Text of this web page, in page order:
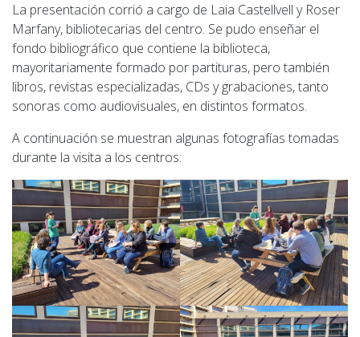
La presentación corrió a cargo de Laia Castellvell y Roser
Marfany, bibliotecarias del centro. Se pudo enseñar el
fondo bibliográfico que contiene la biblioteca,
mayoritariamente formado por partituras, pero también
libros, revistas especializadas, CDs y grabaciones, tanto
sonoras como audiovisuales, en distintos formatos.
A continuación se muestran algunas fotografías tomadas
durante la visita a los centros: